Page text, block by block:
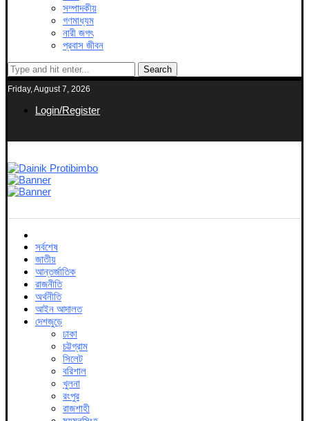
সম্পাদকীয়
গণমাধ্যম
নারী জগৎ
প্রবাস জীবন
Search
Friday, August 7, 2026
Login/Register
সর্বশেষ
জাতীয়
আন্তর্জাতিক
রাজনীতি
অর্থনীতি
আইন আদালত
দেশজুড়ে
ঢাকা
চট্টগ্রাম
সিলেট
বরিশাল
খুলনা
রংপুর
রাজশাহী